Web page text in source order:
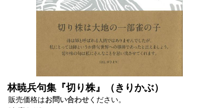
林暁兵句集『切り株』（きりかぶ）
販売価格はお問い合わせ ください。